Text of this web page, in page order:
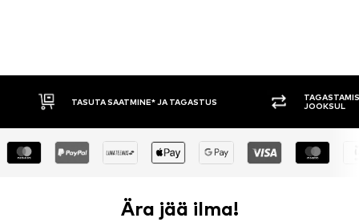
TASUTA SAATMINE* JA TAGASTUS
JOOKSUL
Ära jää ilma!